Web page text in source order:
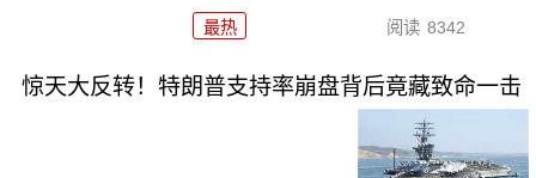
最热 阅读 8342
惊天大反转！特朗普支持率崩盘背后竟藏致命一击